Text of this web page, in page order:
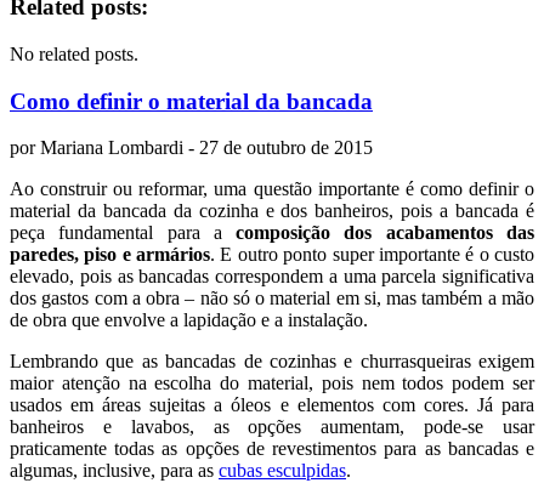
Related posts:
No related posts.
Como definir o material da bancada
porMariana Lombardi - 27 de outubro de 2015
Ao construir ou reformar, uma questão importante é como definir o
material da bancada da cozinha e dos banheiros, pois a bancada é
peça fundamental para a composição dos acabamentos das
paredes, piso e armários. E outro ponto super importante é o custo
elevado, pois as bancadas correspondem a uma parcela significativa
dos gastos com a obra – não só o material em si, mas também a mão
de obra que envolve a lapidação e a instalação.
Lembrando que as bancadas de cozinhas e churrasqueiras exigem
maior atenção na escolha do material, pois nem todos podem ser
usados em áreas sujeitas a óleos e elementos com cores. Já para
banheiros e lavabos, as opções aumentam, pode-se usar
praticamente todas as opções de revestimentos para as bancadas e
algumas, inclusive, para as cubas esculpidas.